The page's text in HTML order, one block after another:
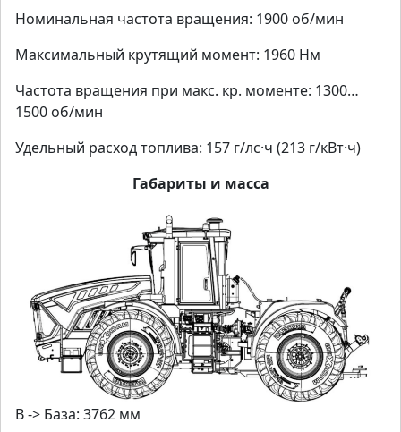
Номинальная частота вращения: 1900 об/мин
Максимальный крутящий момент: 1960 Нм
Частота вращения при макс. кр. моменте: 1300…
1500 об/мин
Удельный расход топлива: 157 г/лс·ч (213 г/кВт·ч)
Габариты и масса
B -> База: 3762 мм